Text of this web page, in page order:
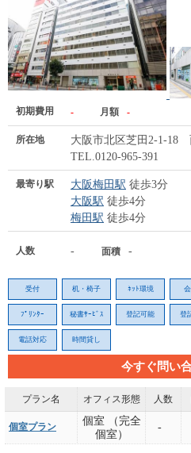
初期費用 - 月額 -
所在地
大阪市北区芝田2-1-18
TEL.0120-965-391
最寄り駅 大阪梅田駅 徒歩3分
大阪駅 徒歩4分
梅田駅 徒歩4分
人数 - 面積 -
受付 机・椅子 ﾈｯﾄ環境
ﾌﾟﾘﾝﾀｰ 秘書ｻｰﾋﾞｽ 登記可能 登
電話対応 時間貸し
今すぐ問い
プラン名 オフィス形態 人数
個室プラン
個室 （完全
個室）
-